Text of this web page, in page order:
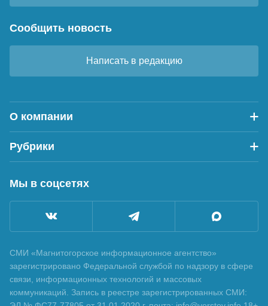
Сообщить новость
Написать в редакцию
О компании
Рубрики
Мы в соцсетях
СМИ «Магнитогорское информационное агентство»
зарегистрировано Федеральной службой по надзору в сфере
связи, информационных технологий и массовых
коммуникаций. Запись в реестре зарегистрированных СМИ: